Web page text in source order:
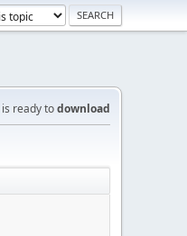
is ready todownload